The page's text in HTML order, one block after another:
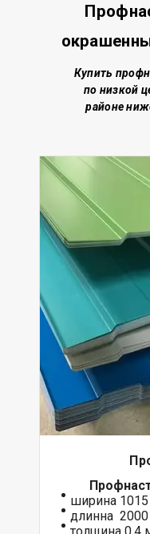
Купить
по низкой
районе
ширина
длинна
толщина 0,4